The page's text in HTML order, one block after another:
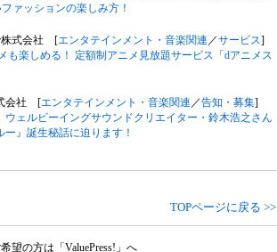
ァッションの楽しみ方！
株式会社 [エンタテインメント・音楽関連 ／サービス]
も楽しめる！ 定額制アニメ見放題サービス「dアニメス
会社 [エンタテインメント・音楽関連 ／告知・募集]
ウェルビーイングサウンドクリエイター・鈴木浩之さん
』誕生秘話に迫ります！
TOPページに戻る >>
望の方は「ValuePress!」へ